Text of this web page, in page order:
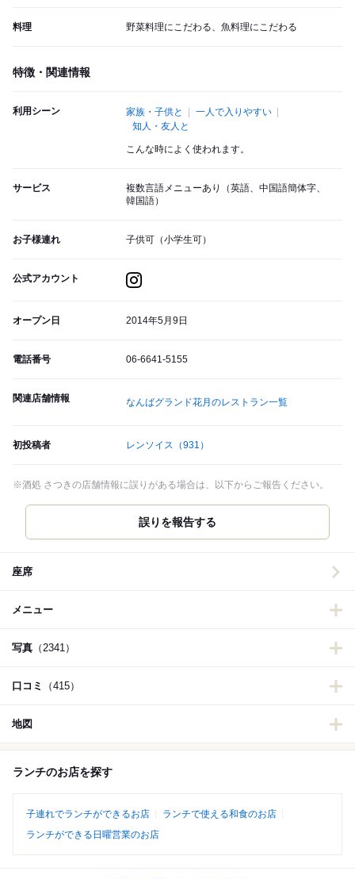
料理 野菜料理にこだわる、魚料理にこだわる
特徴・関連情報
利用シーン 家族・子供と
一人で入りやすい
知人・友人と
こんな時によく使われます。
サービス
複数言語メニューあり（英語、中国語簡体字、
韓国語）
お子様連れ 子供可（小学生可）
公式アカウント
オープン日 2014年5月9日
電話番号 06-6641-5155
関連店舗情報 なんばグランド花月のレストラン一覧
初投稿者 レンソイス （931）
※酒処 さつきの店舗情報に誤りがある場合は、以下からご報告ください。
誤りを報告する
座席
メニュー
写真 （2341）
口コミ （415）
地図
ランチのお店を探す
子連れでランチができるお店
ランチで使える和食のお店
ランチができる日曜営業のお店